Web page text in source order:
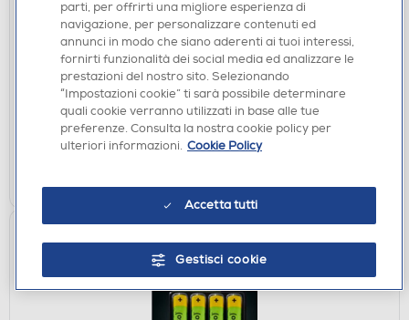
CASSE BLUETOOOTH
HARMAN KARDON - GO 5 WHITE-Bianco
€ 49,90
Acquisto online:disponibile
Ritiro in negozio in 30' gratuito:verifica
parti, per offrirti una migliore esperienza di
navigazione, per personalizzare contenuti ed
annunci in modo che siano aderenti ai tuoi interessi,
fornirti funzionalità dei social media ed analizzare le
prestazioni del nostro sito. Selezionando
“Impostazioni cookie” ti sarà possibile determinare
quali cookie verranno utilizzati in base alle tue
preferenze. Consulta la nostra cookie policy per
ulteriori informazioni. Cookie Policy
Accetta tutti
Gestisci cookie